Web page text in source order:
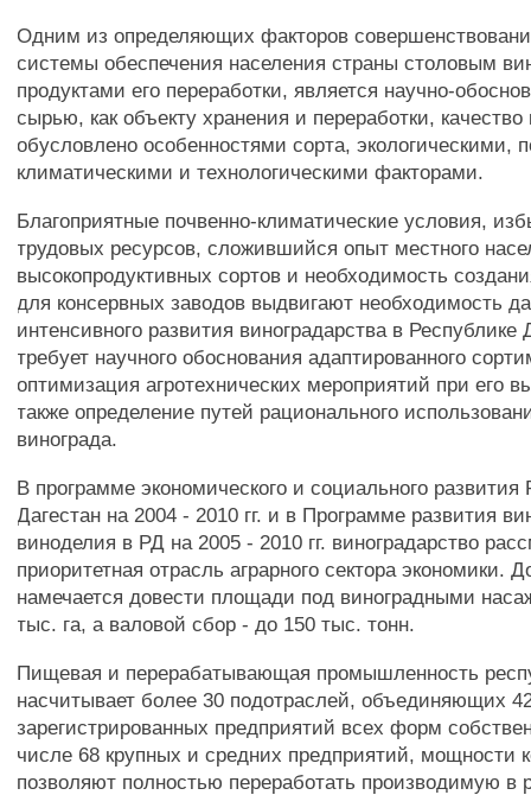
Одним из определяющих факторов
системы обеспечения населения страны столовым
продуктами его переработки, является научно-
сырью, как объекту хранения и переработки, качество
обусловлено особенностями сорта, экологическими,
климатическими и технологическими факторами.
Благоприятные почвенно-климатические условия,
трудовых ресурсов, сложившийся опыт местного
высокопродуктивных сортов и необходимость
для консервных заводов выдвигают необходимость
интенсивного развития виноградарства в Республике
требует научного обоснования адаптированного
оптимизация агротехнических мероприятий при его
также определение путей рационального
винограда.
В программе экономического и социального развития
Дагестан на 2004 - 2010 гг. и в Программе развития
виноделия в РД на 2005 - 2010 гг. виноградарство
приоритетная отрасль аграрного сектора экономики.
намечается довести площади под виноградными
тыс. га, а валовой сбор - до 150 тыс. тонн.
Пищевая и перерабатывающая промышленность
насчитывает более 30 подотраслей, объединяющих
зарегистрированных предприятий всех форм
числе 68 крупных и средних предприятий, мощности
позволяют полностью переработать производимую в